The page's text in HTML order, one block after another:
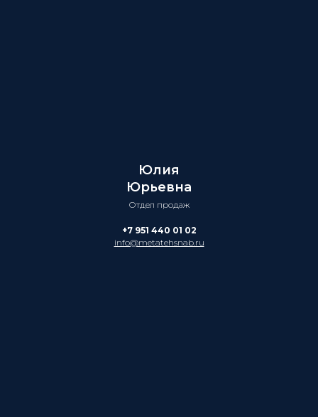
Юлия
Юрьевна
Отдел продаж
+7 951 440 01 02
info@metatehsnab.ru